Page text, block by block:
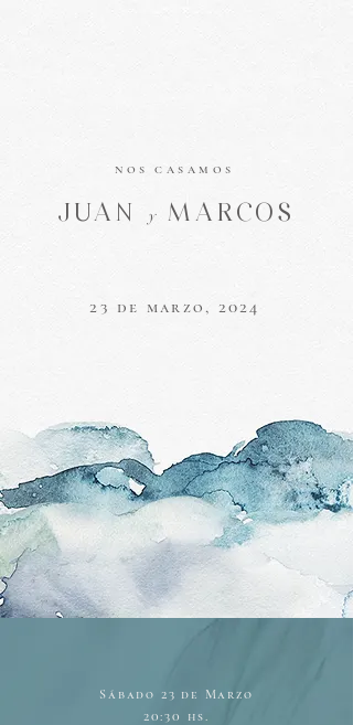
NOS CASAMOS
JUAN y MARCOS
23 de marzo, 2024
Sábado 23 de Marzo
20:30 hs.